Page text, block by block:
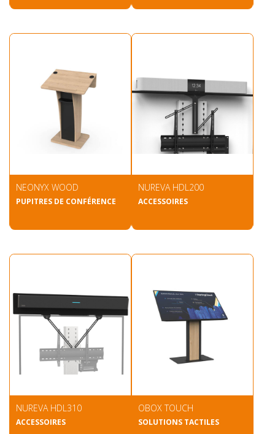
NEONYX WOOD
PUPITRES DE CONFÉRENCE
NUREVA HDL200
ACCESSOIRES
NUREVA HDL310
ACCESSOIRES
OBOX TOUCH
SOLUTIONS TACTILES